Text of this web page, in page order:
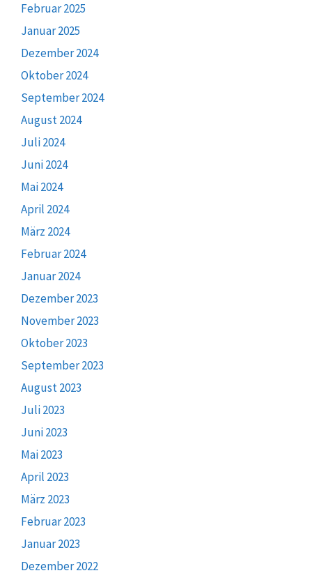
Februar 2025
Januar 2025
Dezember 2024
Oktober 2024
September 2024
August 2024
Juli 2024
Juni 2024
Mai 2024
April 2024
März 2024
Februar 2024
Januar 2024
Dezember 2023
November 2023
Oktober 2023
September 2023
August 2023
Juli 2023
Juni 2023
Mai 2023
April 2023
März 2023
Februar 2023
Januar 2023
Dezember 2022